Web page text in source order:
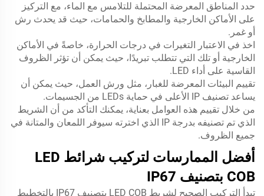
حدد المناطق المعرضة المحتملة للتلامس مع الماء، مع التركيز
على الأماكن الخارجية والمطابخ والحمامات، حيث قد يحدث رش
أو غمر.
اخذ في الاعتبار التغيرات في درجات الحرارة، خاصةً في الأماكن
الخارجية أو تلك التي تتطلب تبريدًا، حيث يمكن أن تؤثر الظروف
القاسية على أداء LED.
تقييم البيئات المعرضة للغبار، مثل ورش العمل، حيث يمكن أن
يساعد تصنيف IP الأعلى في حماية LEDs من الجسيمات.
من خلال تقييم هذه العوامل بعناية، يمكنك التأكد من أن الشريط
الذي تم تصنيفه بدرجة IP الذي اخترته سيوفر اللمعان والمتانة في
جميع الظروف.
أفضل الممارسات لتركيب شرائط LED
COB بتصنيف IP67
تبدأ التركيب الصحيح لشريط LED COB بتصنيف IP67 بالتخطيط